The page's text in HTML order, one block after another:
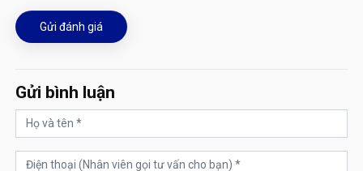
Gửi đánh giá
Gửi bình luận